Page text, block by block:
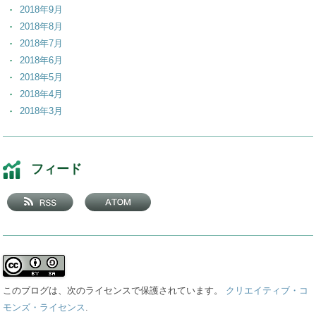
2018年9月
2018年8月
2018年7月
2018年6月
2018年5月
2018年4月
2018年3月
2017年12月
2017年11月
2017年10月
2017年9月
2017年6月
2017年5月
2017年4月
2017年3月
フィード
このブログは、次のライセンスで保護されています。 クリエイティブ・コ
モンズ・ライセンス.